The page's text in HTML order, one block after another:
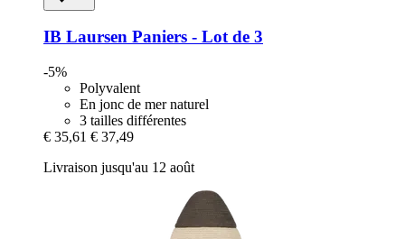
IB Laursen Paniers -​ Lot de 3
-5%
Polyvalent
En jonc de mer naturel
3 tailles différentes
€ 35,61 € 37,49
Livraison jusqu'au 12 août